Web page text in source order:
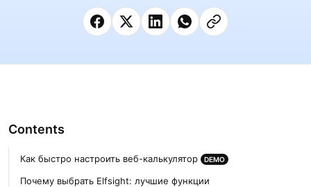
Contents
Как быстро настроить веб-калькулятор DEMO
Почему выбрать Elfsight: лучшие функции